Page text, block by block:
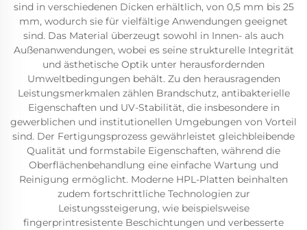
sind in verschiedenen Dicken erhältlich, von 0,5 mm bis 25
mm, wodurch sie für vielfältige Anwendungen geeignet
sind. Das Material überzeugt sowohl in Innen- als auch
Außenanwendungen, wobei es seine strukturelle Integrität
und ästhetische Optik unter herausfordernden
Umweltbedingungen behält. Zu den herausragenden
Leistungsmerkmalen zählen Brandschutz, antibakterielle
Eigenschaften und UV-Stabilität, die insbesondere in
gewerblichen und institutionellen Umgebungen von Vorteil
sind. Der Fertigungsprozess gewährleistet gleichbleibende
Qualität und formstabile Eigenschaften, während die
Oberflächenbehandlung eine einfache Wartung und
Reinigung ermöglicht. Moderne HPL-Platten beinhalten
zudem fortschrittliche Technologien zur
Leistungssteigerung, wie beispielsweise
fingerprintresistente Beschichtungen und verbesserte